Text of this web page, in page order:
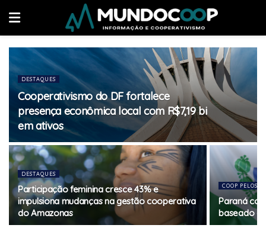
DESTAQUES
Cooperativismo do DF fortalece
presença econômica local com R$7,19 bi
em ativos
DESTAQUES
Participação feminina cresce 43% e
impulsiona mudanças na gestão cooperativa
do Amazonas
COOP PELOS
Paraná
baseado